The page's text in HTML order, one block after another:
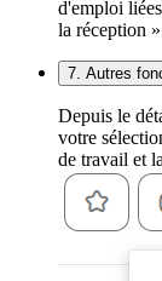
d'emploi
la réception
7. Autres
Depuis le
votre
de travail et